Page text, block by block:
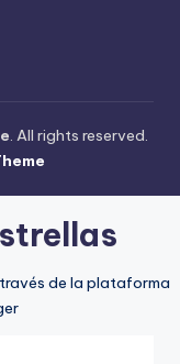
. All rights reserved.
de la plataforma